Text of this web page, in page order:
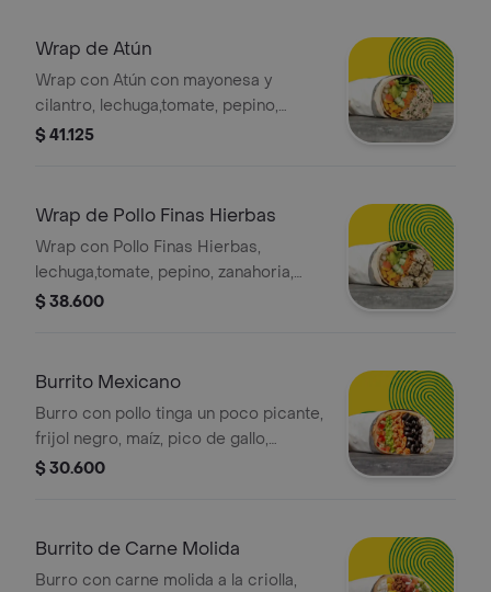
salsa que elijas. La bebida tiene un
costo adicional.
Wrap de Atún
Wrap con Atún con mayonesa y
cilantro, lechuga,tomate, pepino,
zanahoria, pico de gallo, maíz y
elijas.
$ 41.125
Wrap de Pollo Finas Hierbas
Wrap con Pollo Finas Hierbas,
lechuga,tomate, pepino, zanahoria,
pico de gallo, maíz y guacamole en
$ 38.600
Burrito Mexicano
Burro con pollo tinga un poco picante,
frijol negro, maíz, pico de gallo,
guacamole y arroz blanco en tortilla
costo adicional.
$ 30.600
Burrito de Carne Molida
Burro con carne molida a la criolla,